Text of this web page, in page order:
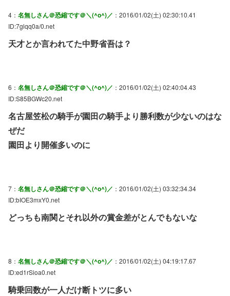
4： 名無しさん＠恐縮です＠＼(^o^)／ ：2016/01/02(土) 02:30:10.41
ID:7glqq0a/0.net
天才とか言われてた中野省吾は？
6： 名無しさん＠恐縮です＠＼(^o^)／ ：2016/01/02(土) 02:40:04.43
ID:S85BGWc20.net
名古屋笠松の騎手が園田の騎手より勝利数が少ないのはな
ぜだ
園田より開催多いのに
7： 名無しさん＠恐縮です＠＼(^o^)／ ：2016/01/02(土) 03:32:34.34
ID:bIOE3mxY0.net
どっちも南関とそれ以外の賞金差がとんでもないな
8： 名無しさん＠恐縮です＠＼(^o^)／ ：2016/01/02(土) 04:19:17.67
ID:ed1rSioa0.net
騎乗回数が一人だけ断トツに多い